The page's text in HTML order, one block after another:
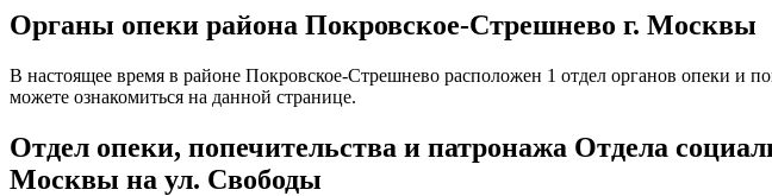
Органы опеки района Покровское-Стрешнево г. Москвы
В настоящее время в районе Покровское-Стрешнево расположен 1 отдел органов опеки
можете ознакомиться на данной странице.
Отдел опеки, попечительства и патронажа Отдела
Москвы на ул. Свободы